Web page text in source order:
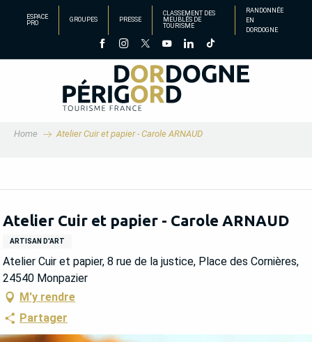
principal
ESPACE
PRO
GROUPES PRESSE
CLASSEMENT DES
MEUBLÉS DE
TOURISME
RANDONNÉE
EN
DORDOGNE
Home Atelier Cuir et papier - Carole ARNAUD
Atelier Cuir et papier - Carole ARNAUD
ARTISAN D'ART
Atelier Cuir et papier, 8 rue de la justice, Place des Cornières,
24540 Monpazier
M'y rendre
Partager